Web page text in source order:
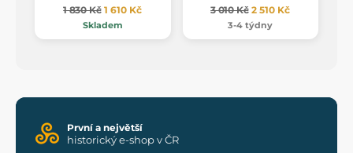
1 830 Kč 1 610 Kč
Skladem
3 010 Kč 2 510 Kč
3-4 týdny
První a největší
historický e-shop v ČR